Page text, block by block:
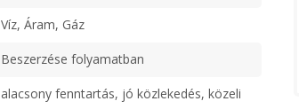
Víz, Áram, Gáz
Beszerzése folyamatban
alacsony fenntartás, jó közlekedés, közeli